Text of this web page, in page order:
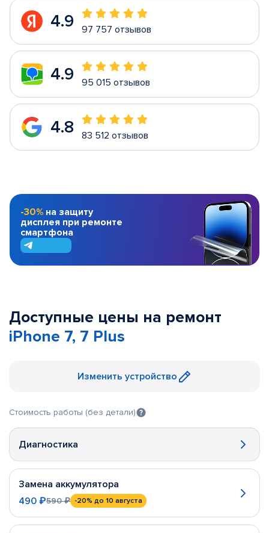
4.9 97 757 отзывов
4.9 95 015 отзывов
4.8 83 512 отзывов
-30% на защиту
дисплея при ремонте
смартфона
Доступные цены на ремонт
iPhone 7, 7 Plus
Изменить устройство
Стоимость работы (без детали)
Диагностика
Замена аккумулятора
490 ₽590 ₽ -20% до 10 августа